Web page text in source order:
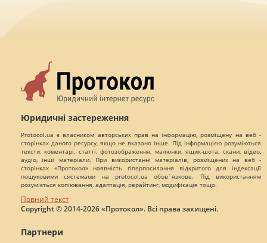
Юридичні застереження
Protocol.ua є власником авторських прав на інформацію, розміщену на веб -
сторінках даного ресурсу, якщо не вказано інше. Під інформацією розуміються
тексти, коментарі, статті, фотозображення, малюнки, ящик-шота, скани, відео,
аудіо, інші матеріали. При використанні матеріалів, розміщених на веб -
сторінках «Протокол» наявність гіперпосилання відкритого для індексації
пошуковими системами на protocol.ua обов`язкове. Під використанням
розуміється копіювання, адаптація, рерайтинг, модифікація тощо.
Повний текст
Copyright © 2014-2026 «Протокол». Всі права захищені.
Партнери